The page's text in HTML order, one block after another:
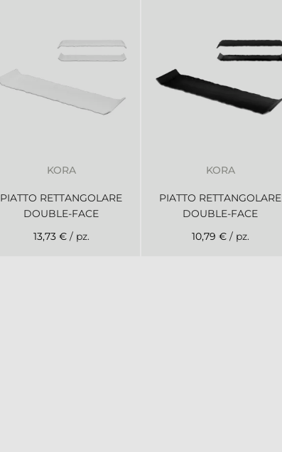
KORA
PIATTO RETTANGOLARE
DOUBLE-FACE
13,73 € / pz.
KORA
PIATTO RETTANGOLARE
DOUBLE-FACE
10,79 € / pz.